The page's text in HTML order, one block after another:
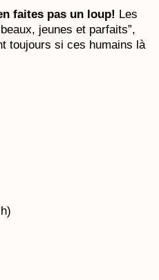
faites pas un loup! Les
jeunes et parfaits”,
toujours si ces humains là